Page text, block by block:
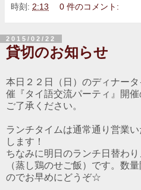
時刻: 2:13 0 件のコメント:
2015/02/22
貸切のお知らせ
本日２２日（日）のディナー
催『タイ語交流パーティ』開
ご了承ください。
ランチタイムは通常通り営業
します！
ちなみに明日のランチ日替わ
（蒸し鶏のせご飯）です。数
のでお早めにどうぞ☆